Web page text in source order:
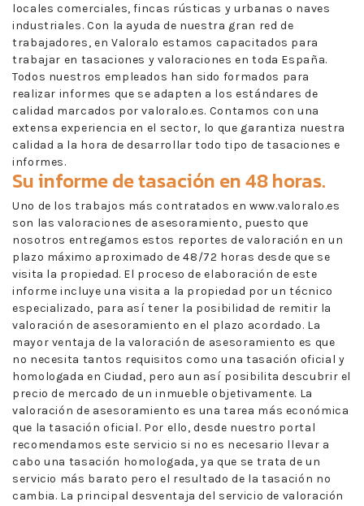
locales comerciales, fincas rústicas y urbanas o naves
industriales. Con la ayuda de nuestra gran red de
trabajadores, en Valoralo estamos capacitados para
trabajar en tasaciones y valoraciones en toda España.
Todos nuestros empleados han sido formados para
realizar informes que se adapten a los estándares de
calidad marcados por valoralo.es. Contamos con una
extensa experiencia en el sector, lo que garantiza nuestra
calidad a la hora de desarrollar todo tipo de tasaciones e
informes.
Su informe de tasación en 48 horas.
Uno de los trabajos más contratados en www.valoralo.es
son las valoraciones de asesoramiento, puesto que
nosotros entregamos estos reportes de valoración en un
plazo máximo aproximado de 48/72 horas desde que se
visita la propiedad. El proceso de elaboración de este
informe incluye una visita a la propiedad por un técnico
especializado, para así tener la posibilidad de remitir la
valoración de asesoramiento en el plazo acordado. La
mayor ventaja de la valoración de asesoramiento es que
no necesita tantos requisitos como una tasación oficial y
homologada en Ciudad, pero aun así posibilita descubrir el
precio de mercado de un inmueble objetivamente. La
valoración de asesoramiento es una tarea más económica
que la tasación oficial. Por ello, desde nuestro portal
recomendamos este servicio si no es necesario llevar a
cabo una tasación homologada, ya que se trata de un
servicio más barato pero el resultado de la tasación no
cambia. La principal desventaja del servicio de valoración